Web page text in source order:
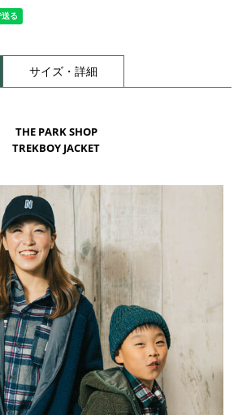
サイズ・詳細
THE PARK SHOP
TREKBOY JACKET